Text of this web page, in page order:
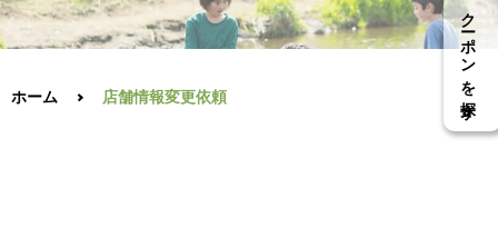
クーポンを探す
ホーム 店舗情報変更依頼